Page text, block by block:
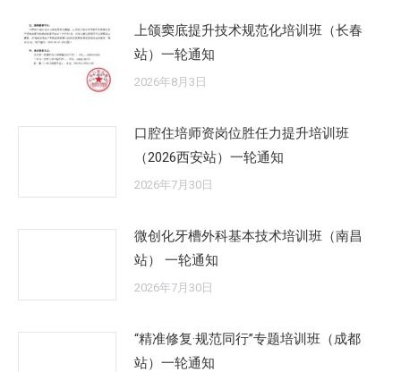
上颌窦底提升技术规范化培训班（长春
站）一轮通知
2026年8月3日
口腔住培师资岗位胜任力提升培训班
（2026西安站）一轮通知
2026年7月30日
微创化牙槽外科基本技术培训班（南昌
站） 一轮通知
2026年7月30日
“精准修复·规范同行”专题培训班（成都
站）一轮通知